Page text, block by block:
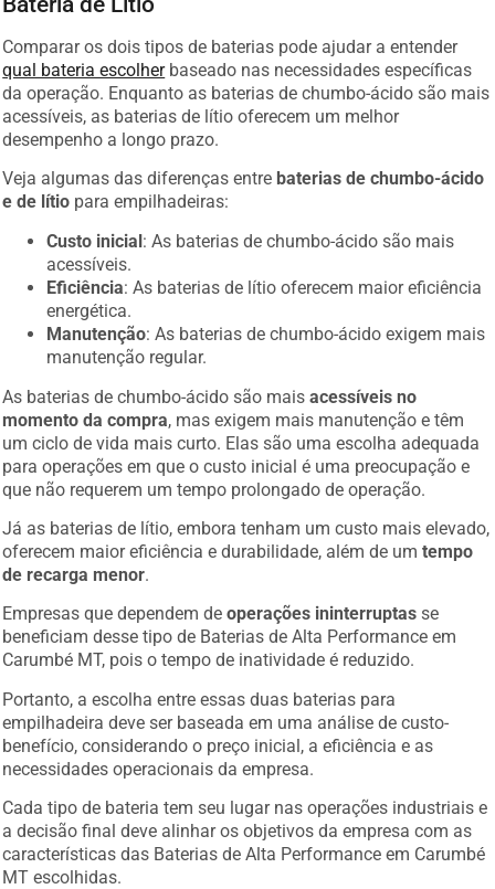
Comparar os dois tipos de baterias pode ajudar a entender
qual bateria escolherbaseado nas necessidades específicas
da operação. Enquanto as baterias de chumbo-ácido são mais
acessíveis, as baterias de lítio oferecem um melhor
desempenho a longo prazo.
Veja algumas das diferenças entre baterias de chumbo-ácido
e de lítio para empilhadeiras:
Custo inicial : As baterias de chumbo-ácido são mais
acessíveis.
Eficiência
: As baterias de lítio oferecem maior eficiência
energética.
Manutenção
: As baterias de chumbo-ácido exigem mais
manutenção regular.
As baterias de chumbo-ácido são mais
acessíveis no
momento da compra
, mas exigem mais manutenção e têm
um ciclo de vida mais curto. Elas são uma escolha adequada
para operações em que o custo inicial é uma preocupação e
que não requerem um tempo prolongado de operação.
Já as baterias de lítio, embora tenham um custo mais elevado,
oferecem maior eficiência e durabilidade, além de umtempo
de recarga menor
Empresas que dependem de operações ininterruptas se
beneficiam desse tipo de Baterias de Alta Performance em
Carumbé MT, pois o tempo de inatividade é reduzido.
Portanto, a escolha entre essas duas baterias para
empilhadeira deve ser baseada em uma análise de custo-
benefício, considerando o preço inicial, a eficiência e as
necessidades operacionais da empresa.
Cada tipo de bateria tem seu lugar nas operações industriais e
a decisão final deve alinhar os objetivos da empresa com as
características das Baterias de Alta Performance em Carumbé
MT escolhidas.